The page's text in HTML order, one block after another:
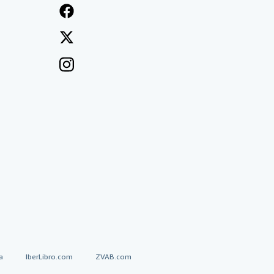
IberLibro.com ZVAB.com